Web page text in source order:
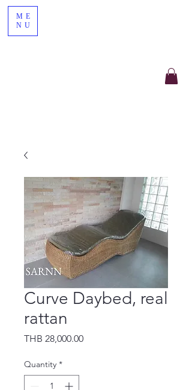
ME
NU
Curve Daybed, real
rattan
THB 28,000.00Price
Quantity *